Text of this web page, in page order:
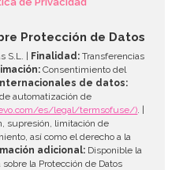
Protección de Datos
S.L. | Finalidad: Transferencias
Consentimiento del
de datos:
automatización de
es/legal/termsofuse/). |
supresión, limitación de
así como el derecho a la
adicional: Disponible la
la Protección de Datos